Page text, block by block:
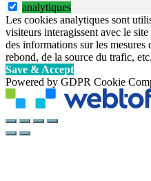
analytiques
Les cookies analytiques sont
visiteurs interagissent avec le
des informations sur les
rebond, de la source du trafic, etc.
Save & Accept
Powered by GDPR Cookie